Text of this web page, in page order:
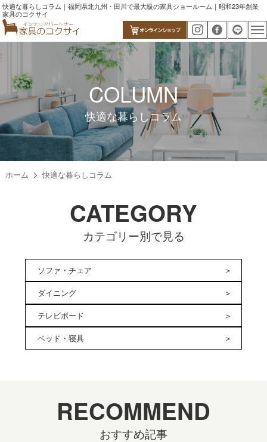
快適な暮らしコラム｜福岡県北九州・田川で最大級の家具ショールーム｜昭和23年創業
家具のコクサイ
COLUMN
快適な暮らしコラム
ホーム 快適な暮らしコラム
CATEGORY
カテゴリー別で見る
ソファ・チェア
ダイニング
テレビボード
ベッド・寝具
RECOMMEND
おすすめ記事